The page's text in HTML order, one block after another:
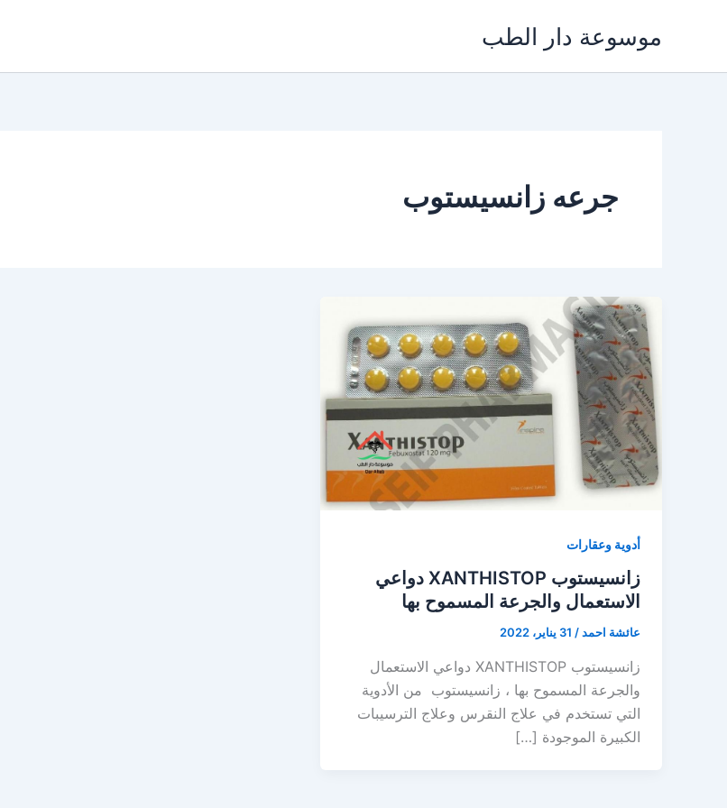
موسوعة دار الطب
جرعه زانسيستوب
أدوية وعقارات
زانسيستوب XANTHISTOP دواعي
الاستعمال والجرعة المسموح بها
عائشة احمد/ 31 يناير، 2022
زانسيستوب XANTHISTOP دواعي الاستعمال
والجرعة المسموح بها ، زانسيستوب من الأدوية
التي تستخدم في علاج النقرس وعلاج الترسيبات
الكبيرة الموجودة […]